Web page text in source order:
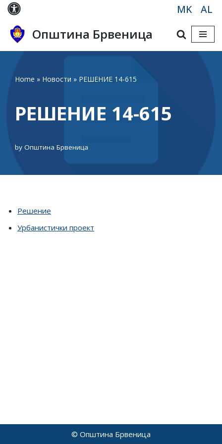
Skip
to
content
MK AL
Општина Брвеница
Home » Новости » РЕШЕНИЕ 14-615
РЕШЕНИЕ 14-615
by Општина Брвеница
Решение
Урбанистички проект
© Општина Брвеница